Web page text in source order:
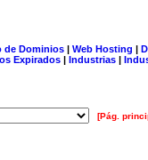
de Dominios| Web Hosting |
Expirados | Industrias |
[Pág.